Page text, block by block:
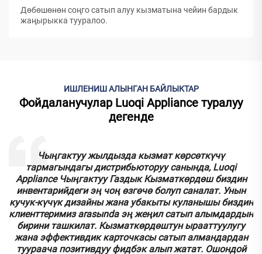
Дөбөшөнөн соңго сатып алуу кызматына чейин бардык
жаңырыкка тууралoo.
ИШЛЕНИШ АЛЫНГАН БАЙЛЫКТАР
Фойдаланучулар Luoqi Appliance туралуу
дегенде
Чыңгактуу жылдызда кызмат көрсөткүчү
тармагындагы дистрибьюторуу санында, Luoqi
Appliance Чыңгактуу Газдык Кызматкөрдөш биздин
инвентарийдеги эң чоң өзгөчө болуп саналат. Унын
кучук-күчүк дизайны жана убакыты куланышы биздин
клиенттеримиз аrasыnda эң жеңил сатып алымдардын
бирини ташкилат. Кызматкөрдөштун ырааттуулугу
жана эффективдик карточкасы сатып алмандардан
туураача позитивдуу фидбэк алып жатат. Ошондой